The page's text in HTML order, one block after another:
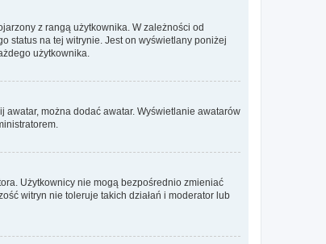
z rangą użytkownika. W zależności od
status na tej witrynie. Jest on wyświetlany poniżej
użytkownika.
awatar, można dodać awatar. Wyświetlanie awatarów
Użytkownicy nie mogą bezpośrednio zmieniać
witryn nie toleruje takich działań i moderator lub